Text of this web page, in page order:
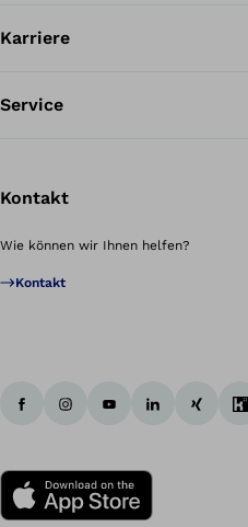
Karriere
Service
Kontakt
Wie können wir Ihnen helfen?
Kontakt